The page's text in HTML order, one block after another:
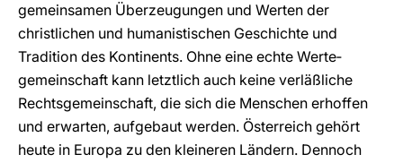
gemeinsamen Überzeugungen und Werten der
christlichen und humanistischen Geschichte und
Tradition des Kontinents. Ohne eine echte Werte­
gemeinschaft kann letztlich auch keine verläßliche
Rechtsgemeinschaft, die sich die Menschen erhoffen
und erwarten, aufgebaut werden. Österreich gehört
heute in Europa zu den kleineren Ländern. Dennoch